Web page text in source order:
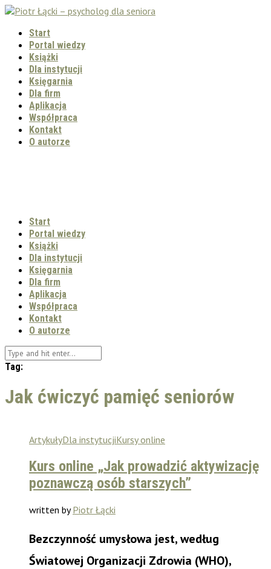
Start
Portal wiedzy
Książki
Dla instytucji
Księgarnia
Dla firm
Aplikacja
Współpraca
Kontakt
O autorze
Start
Portal wiedzy
Książki
Dla instytucji
Księgarnia
Dla firm
Aplikacja
Współpraca
Kontakt
O autorze
Tag:
Jak ćwiczyć pamięć seniorów
ArtykułyDla instytucjiKursy online
Kurs online „Jak prowadzić aktywizację
poznawczą osób starszych”
written byPiotr Łącki
Bezczynność umysłowa jest, według
Światowej Organizacji Zdrowia (WHO),